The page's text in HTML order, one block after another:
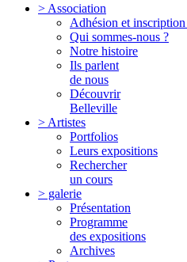
> Association
Adhésion et
Qui sommes-nous ?
Notre histoire
Ils parlent
de nous
Découvrir
Belleville
> Artistes
Portfolios
Leurs expositions
Rechercher
un cours
> galerie
Présentation
Programme
des expositions
Archives